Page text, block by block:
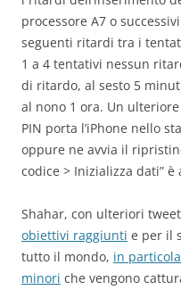
processore A7 o
seguenti ritardi tra i
1 a 4 tentativi nessun
di ritardo, al sesto 5
al nono 1 ora. Un
PIN porta l’iPhone nello
oppure ne avvia il
codice > Inizializza dati” è
Shahar, con ulteriori
obiettivi raggiunti e per il
tutto il mondo, in
minori che vengono